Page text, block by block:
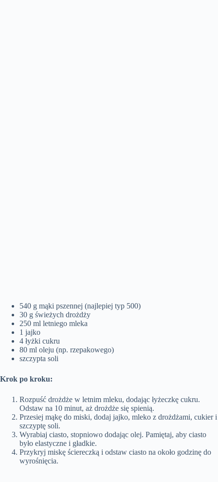
540 g mąki pszennej (najlepiej typ 500)
30 g świeżych drożdży
250 ml letniego mleka
1 jajko
4 łyżki cukru
80 ml oleju (np. rzepakowego)
szczypta soli
Krok po kroku:
Rozpuść drożdże w letnim mleku, dodając łyżeczkę cukru.
Odstaw na 10 minut, aż drożdże się spienią.
Przesiej mąkę do miski, dodaj jajko, mleko z drożdżami, cukier i
szczyptę soli.
Wyrabiaj ciasto, stopniowo dodając olej. Pamiętaj, aby ciasto
było elastyczne i gładkie.
Przykryj miskę ściereczką i odstaw ciasto na około godzinę do
wyrośnięcia.